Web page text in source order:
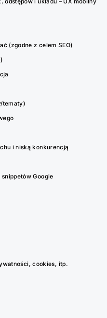
(zgodne z celem SEO)
tematy)
i niską konkurencją
Google
cookies, itp.